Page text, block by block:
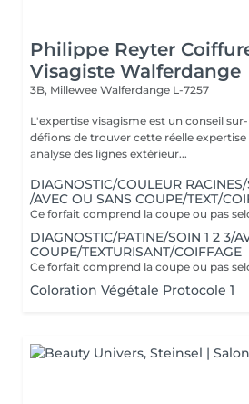
Philippe Reyter
Visagiste Walferdange
3B, Millewee Walferdange L-7257
L'expertise visagisme est un conseil
défions de trouver cette réelle expertise
analyse des lignes extérieur...
DIAGNOSTIC/COULEUR
/AVEC OU SANS COUPE/TEXT/
DIAGNOSTIC/PATINE/SOIN 1 2 3/
COUPE/TEXTURISANT/COIFFAGE
Coloration Végétale Protocole 1